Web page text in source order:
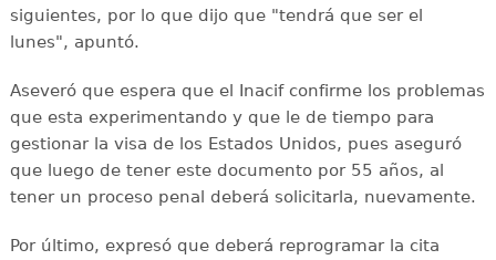
siguientes, por lo que dijo que "tendrá que ser el
lunes", apuntó.
Aseveró que espera que el Inacif confirme los problemas
que esta experimentando y que le de tiempo para
gestionar la visa de los Estados Unidos, pues aseguró
que luego de tener este documento por 55 años, al
tener un proceso penal deberá solicitarla, nuevamente.
Por último, expresó que deberá reprogramar la cita